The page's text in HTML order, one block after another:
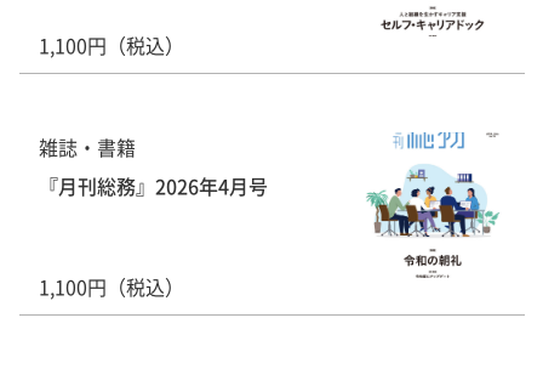
1,100円（税込）
雑誌・書籍
『月刊総務』2026年4月号
1,100円（税込）